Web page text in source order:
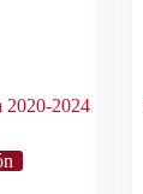
2020-2024